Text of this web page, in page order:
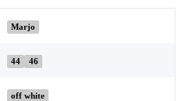
Marjo
44 46
off white